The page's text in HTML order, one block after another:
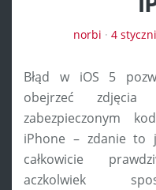
norbi · 4
Błąd w iOS 5
obejrzeć zdjęcia
zabezpieczonym
iPhone – zdanie to
całkowicie
aczkolwiek